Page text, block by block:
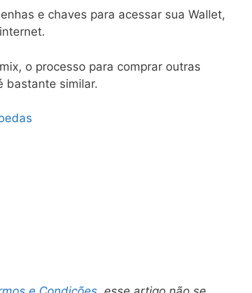
e chaves para acessar sua Wallet,
o processo para comprar outras
bastante similar.